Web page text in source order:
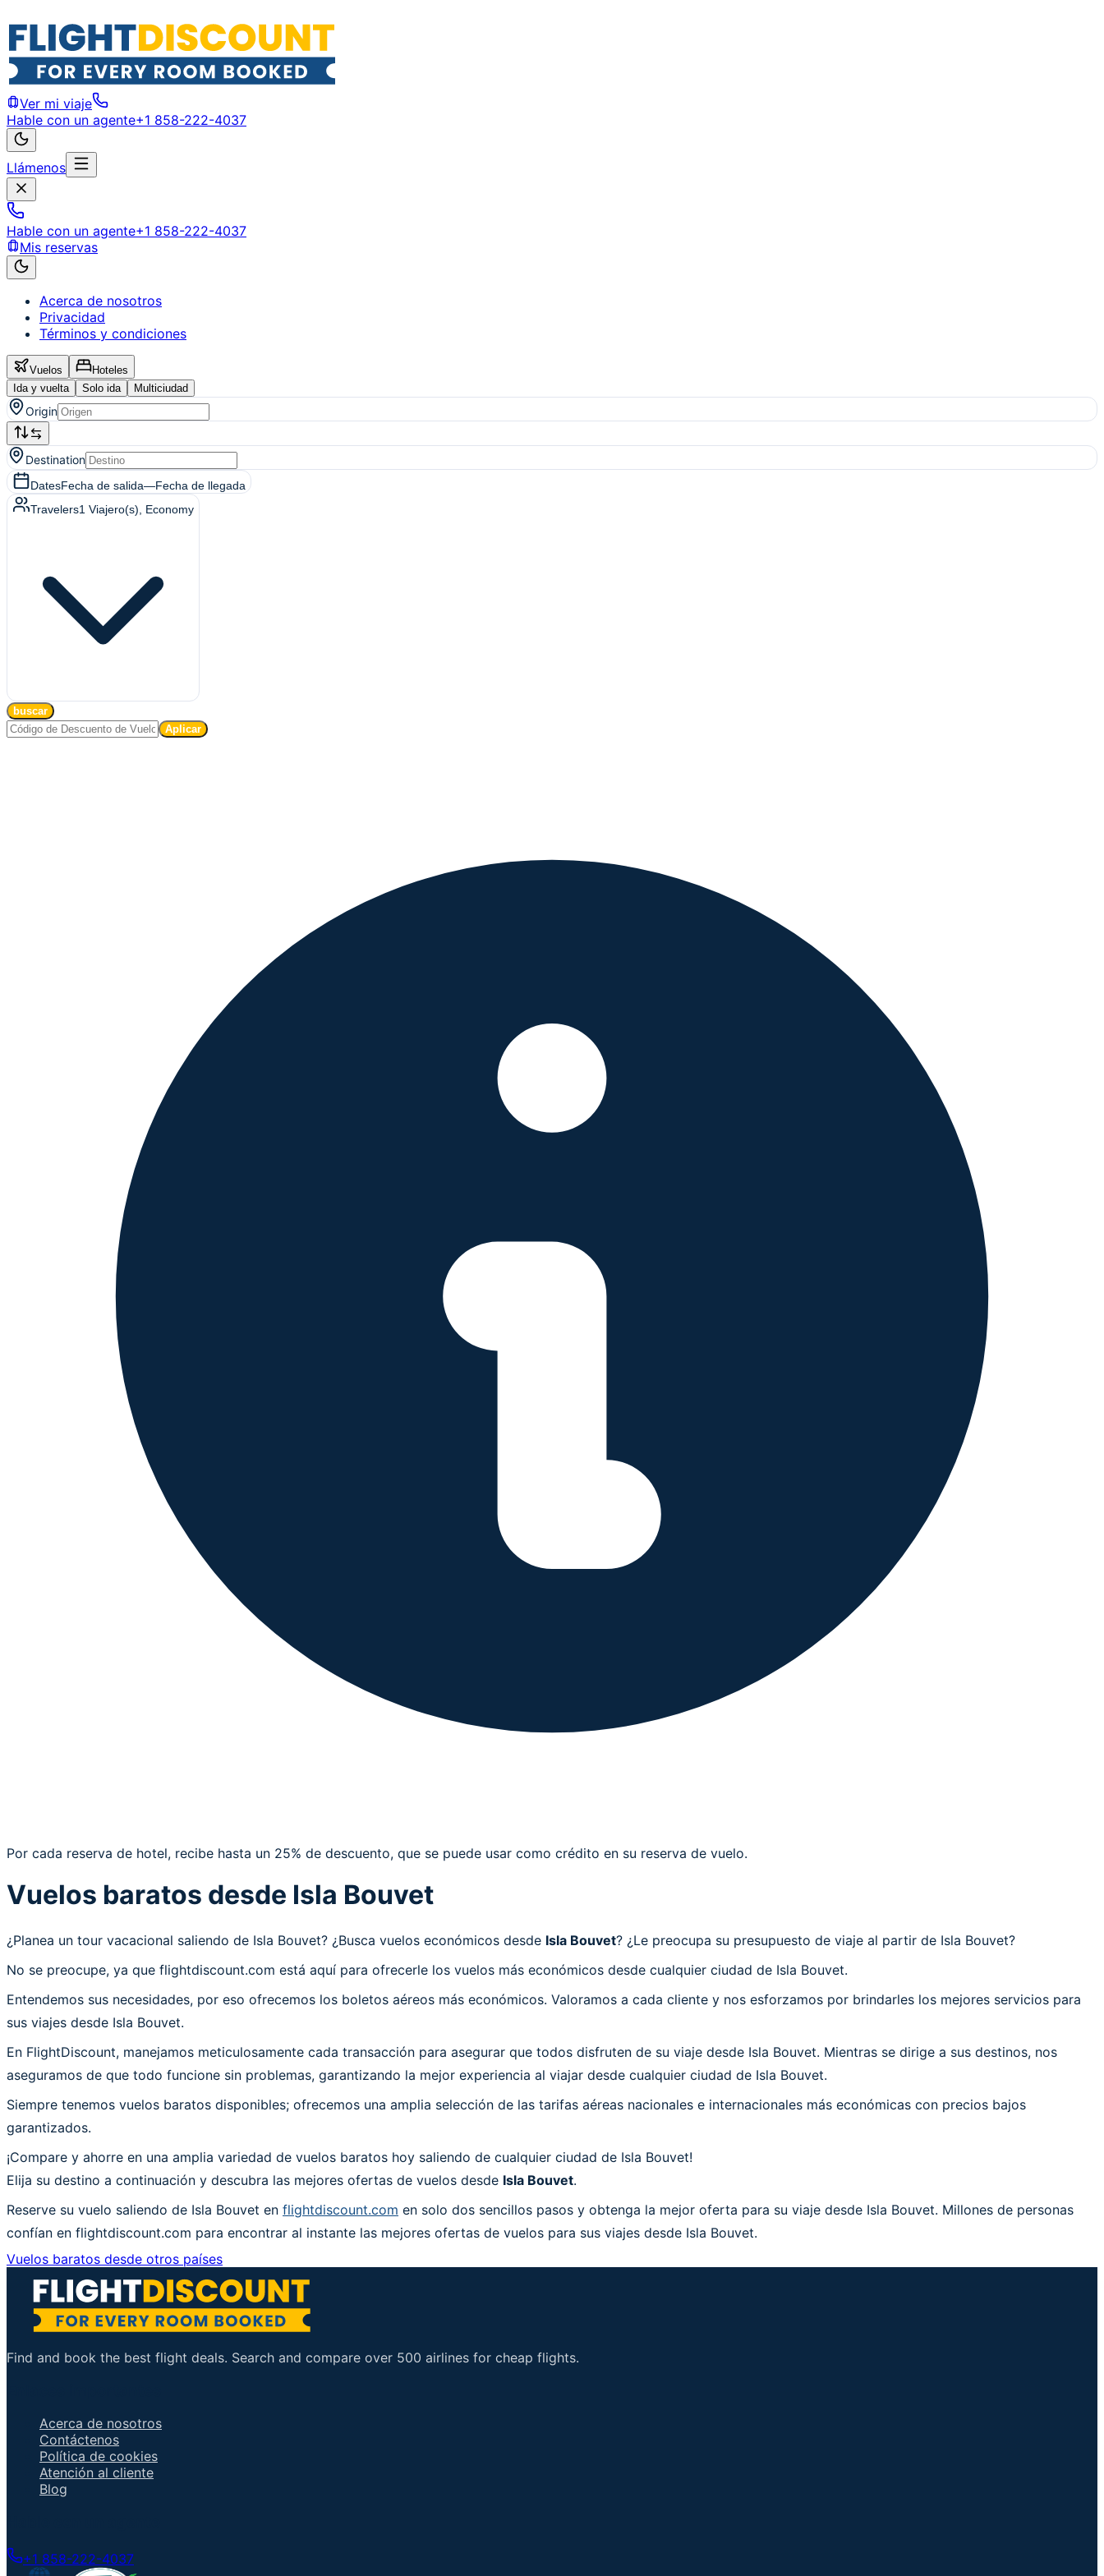
Ver mi viaje
Hable con un agente+1 858-222-4037
Llámenos
Hable con un agente+1 858-222-4037
Mis reservas
Acerca de nosotros
Privacidad
Términos y condiciones
Vuelos
Hoteles
Ida y vuelta
Solo ida Multiciudad
Origin
Destination
DatesFecha de salida—Fecha de llegada
Travelers1 Viajero(s) , Economy
buscar
Aplicar
Por cada reserva de hotel, recibe hasta un 25% de descuento, que se puede usar como crédito en su reserva de vuelo.
Vuelos baratos desde Isla Bouvet
¿Planea un tour vacacional saliendo de Isla Bouvet? ¿Busca vuelos económicos desde Isla Bouvet? ¿Le preocupa su presupuesto de viaje al partir de Isla Bouvet?
No se preocupe, ya que flightdiscount.com está aquí para ofrecerle los vuelos más económicos desde cualquier ciudad de Isla Bouvet.
Entendemos sus necesidades, por eso ofrecemos los boletos aéreos más económicos. Valoramos a cada cliente y nos esforzamos por brindarles los mejores servicios para
sus viajes desde Isla Bouvet.
En FlightDiscount, manejamos meticulosamente cada transacción para asegurar que todos disfruten de su viaje desde Isla Bouvet. Mientras se dirige a sus destinos, nos
aseguramos de que todo funcione sin problemas, garantizando la mejor experiencia al viajar desde cualquier ciudad de Isla Bouvet.
Siempre tenemos vuelos baratos disponibles; ofrecemos una amplia selección de las tarifas aéreas nacionales e internacionales más económicas con precios bajos
garantizados.
¡Compare y ahorre en una amplia variedad de vuelos baratos hoy saliendo de cualquier ciudad de Isla Bouvet!
Elija su destino a continuación y descubra las mejores ofertas de vuelos desde Isla Bouvet.
Reserve su vuelo saliendo de Isla Bouvet en flightdiscount.com en solo dos sencillos pasos y obtenga la mejor oferta para su viaje desde Isla Bouvet. Millones de personas
confían en flightdiscount.com para encontrar al instante las mejores ofertas de vuelos para sus viajes desde Isla Bouvet.
Vuelos baratos desde otros países
Find and book the best flight deals. Search and compare over 500 airlines for cheap flights.
Acerca de nosotros
Contáctenos
Política de cookies
Atención al cliente
Blog
+1 858-222-4037